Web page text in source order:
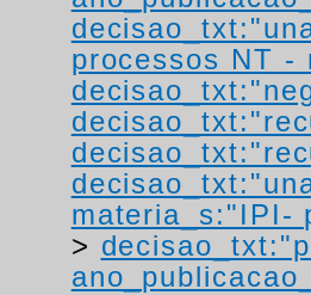
processos NT
materia_s:"IPI-
>